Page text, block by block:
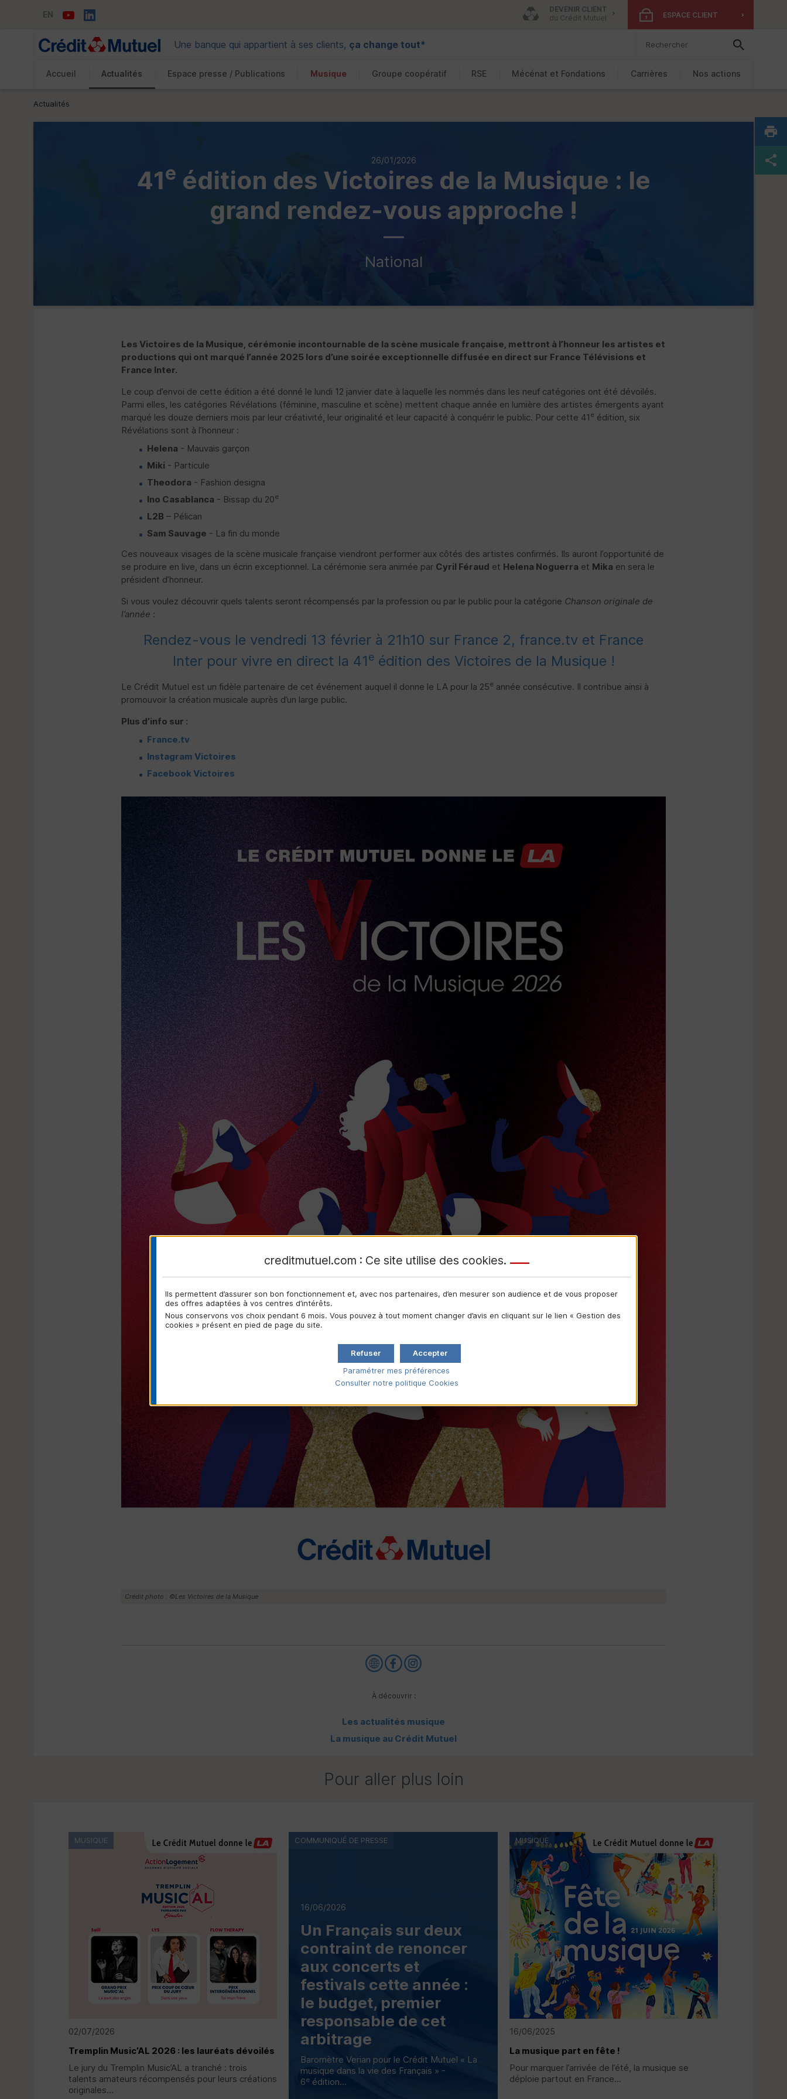
EN
DEVENIR CLIENT
du Crédit Mutuel
ESPACE CLIENT
Une banque qui appartient à ses clients, ça change tout*
Accueil Actualités Espace presse / Publications Musique Groupe coopératif RSE Mécénat et Fondations Carrières Nos actions
Vous êtes ici:
Actualités
26/01/2026
41e édition des Victoires de la Musique : le
grand rendez-vous approche !
National
Les Victoires de la Musique, cérémonie incontournable de la scène musicale française, mettront à l’honneur les artistes et
productions qui ont marqué l’année 2025 lors d’une soirée exceptionnelle diffusée en direct sur France Télévisions et
France Inter.
Le coup d’envoi de cette édition a été donné le lundi 12 janvier date à laquelle les nommés dans les neuf catégories ont été dévoilés.
Parmi elles, les catégories Révélations (féminine, masculine et scène) mettent chaque année en lumière des artistes émergents ayant
marqué les douze derniers mois par leur créativité, leur originalité et leur capacité à conquérir le public. Pour cette 41 e édition, six
Révélations sont à l’honneur :
Helena - Mauvais garçon
Miki - Particule
Theodora - Fashion designa
Ino Casablanca - Bissap du 20e
L2B – Pélican
Sam Sauvage - La fin du monde
Ces nouveaux visages de la scène musicale française viendront performer aux côtés des artistes confirmés. Ils auront l’opportunité de
se produire en live, dans un écrin exceptionnel. La cérémonie sera animée par Cyril Féraud et Helena Noguerra et Mika en sera le
président d’honneur.
Si vous voulez découvrir quels talents seront récompensés par la profession ou par le public pour la catégorie Chanson originale de
l’année :
Rendez-vous le vendredi 13 février à 21h10 sur France 2, france.tv et France
Inter pour vivre en direct la 41eédition des Victoires de la Musique !
Le Crédit Mutuel est un fidèle partenaire de cet événement auquel il donne le LA pour la 25e année consécutive. Il contribue ainsi à
promouvoir la création musicale auprès d’un large public.
Plus d’info sur :
France.tv
Instagram Victoires
Facebook Victoires
Crédit photo : ©Les Victoires de la Musique
À découvrir :
Les actualités musique
La musique au Crédit Mutuel
Pour aller plus loin
02/07/2026
Tremplin Music’AL 2026 : les lauréats dévoilés
Le jury du Tremplin Music’AL a tranché : trois
talents amateurs récompensés pour leurs créations
originales...
MUSIQUE
16/06/2026
Un Français sur deux
contraint de renoncer
aux concerts et
festivals cette année :
le budget, premier
responsable de cet
arbitrage
Baromètre Verian pour le Crédit Mutuel « La
musique dans la vie des Français » -
6e édition...
COMMUNIQUÉ DE PRESSE
16/06/2025
La musique part en fête !
Pour marquer l’arrivée de l’été, la musique se
déploie partout en France...
MUSIQUE
creditmutuel.com : Ce site utilise des cookies.
Ils permettent d’assurer son bon fonctionnement et, avec nos partenaires, d’en mesurer son audience et de vous proposer
des offres adaptées à vos centres d’intérêts.
Nous conservons vos choix pendant 6 mois. Vous pouvez à tout moment changer d’avis en cliquant sur le lien « Gestion des
cookies » présent en pied de page du site.
Accepter
Refuser
Paramétrer mes préférences
Consulter notre politique Cookies